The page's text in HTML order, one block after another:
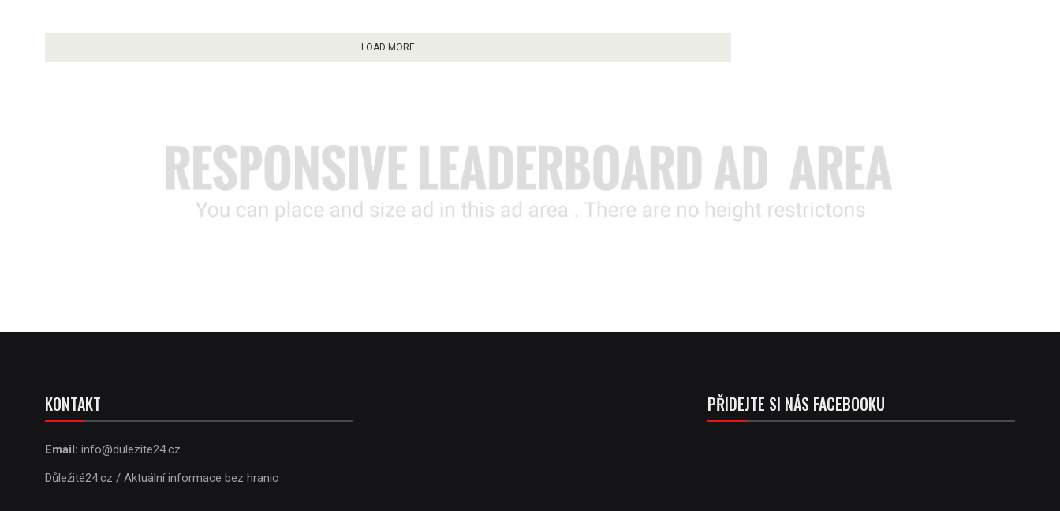
LOAD MORE
KONTAKT
Email: info@dulezite24.cz
Důležité24.cz / Aktuální informace bez hranic
PŘIDEJTE SI NÁS FACEBOOKU